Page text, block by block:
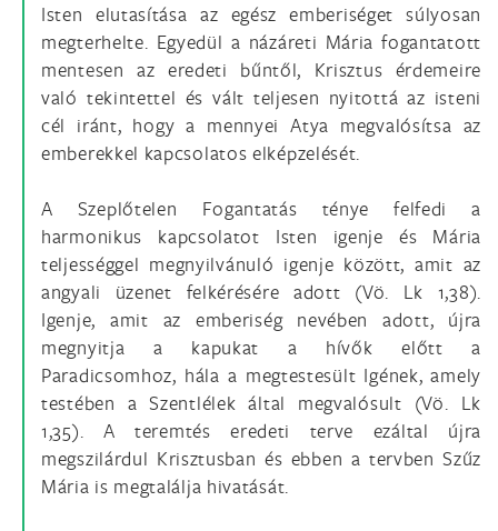
Isten elutasítása az egész emberiséget súlyosan
megterhelte. Egyedül a názáreti Mária fogantatott
mentesen az eredeti bűntől, Krisztus érdemeire
való tekintettel és vált teljesen nyitottá az isteni
cél iránt, hogy a mennyei Atya megvalósítsa az
emberekkel kapcsolatos elképzelését.
A Szeplőtelen Fogantatás ténye felfedi a
harmonikus kapcsolatot Isten igenje és Mária
teljességgel megnyilvánuló igenje között, amit az
angyali üzenet felkérésére adott (Vö. Lk 1,38).
Igenje, amit az emberiség nevében adott, újra
megnyitja a kapukat a hívők előtt a
Paradicsomhoz, hála a megtestesült Igének, amely
testében a Szentlélek által megvalósult (Vö. Lk
1,35). A teremtés eredeti terve ezáltal újra
megszilárdul Krisztusban és ebben a tervben Szűz
Mária is megtalálja hivatását.